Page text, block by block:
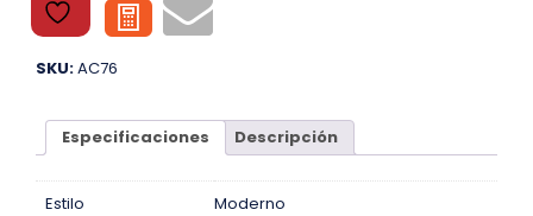
SKU:AC76
Especificaciones Descripción
Estilo Moderno